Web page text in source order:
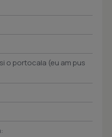
o portocala (eu am pus